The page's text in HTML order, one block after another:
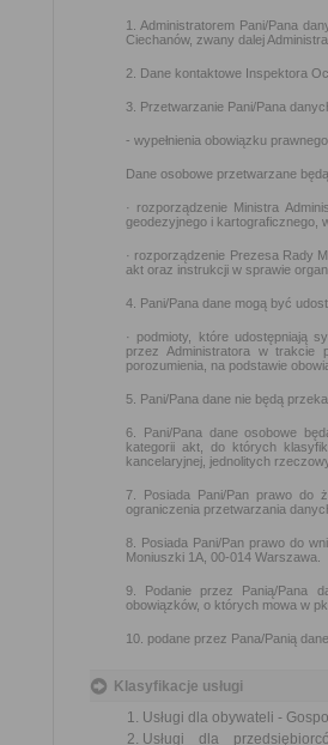
1. Administratorem Pani/Pana
Ciechanów, zwany dalej
2. Dane kontaktowe Inspektora
3. Przetwarzanie Pani/Pana
- wypełnienia obowiązku
Dane osobowe przetwarzane
· rozporządzenie Ministra
geodezyjnego i kartograficznego,
· rozporządzenie Prezesa Rady
akt oraz instrukcji w sprawie
4. Pani/Pana dane mogą być
· podmioty, które udostępniają
przez Administratora w trakcie
porozumienia, na podstawie
5. Pani/Pana dane nie będą
6. Pani/Pana dane osobowe
kategorii akt, do których
kancelaryjnej, jednolitych
7. Posiada Pani/Pan prawo do
ograniczenia przetwarzania
8. Posiada Pani/Pan prawo do
Moniuszki 1A, 00-014 Warszawa.
9. Podanie przez Panią/Pana
obowiązków, o których mowa w
10. podane przez Pana/Panią
Klasyfikacje usługi
Usługi dla obywateli -
Usługi dla